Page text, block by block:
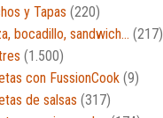
y Tapas (220)
bocadillo, sandwich… (217)
(1.500)
con FussionCook (9)
de salsas (317)